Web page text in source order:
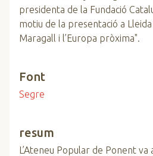
presidenta de la Fundació
motiu de la presentació a
Maragall i l’Europa pròxima".
Font
Segre
resum
L’Ateneu Popular de Ponent